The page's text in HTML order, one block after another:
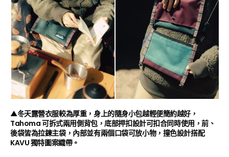
▲冬天露營衣服較為厚重，身上的隨身小包越輕便簡約越好，
Tahoma 可拆式兩用側背包，底部押扣設計可扣合同時使用，前、
後袋皆為拉鍊主袋，內部並有兩個口袋可放小物，撞色設計搭配
KAVU 獨特圖案織帶。